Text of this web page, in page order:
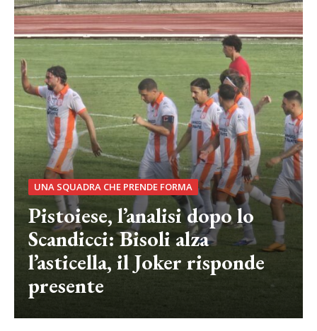
UNA SQUADRA CHE PRENDE FORMA
Pistoiese, l’analisi dopo lo
Scandicci: Bisoli alza
l’asticella, il Joker risponde
presente